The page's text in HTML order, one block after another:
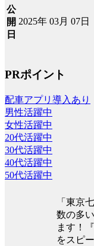
公
開
日
2025年 03月 07日
PRポイント
配車アプリ導入あり
男性活躍中
女性活躍中
20代活躍中
30代活躍中
40代活躍中
50代活躍中
「東京
数の多
ます！
をスピ